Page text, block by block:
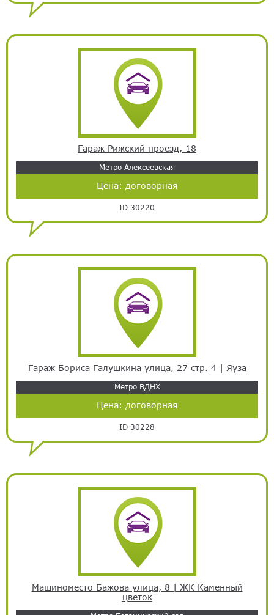
Гараж Рижский проезд, 18
Метро Алексеевская
Цена: договорная
ID 30220
Гараж Бориса Галушкина улица, 27 стр. 4 | Яуза
Метро ВДНХ
Цена: договорная
ID 30228
Машиноместо Бажова улица, 8 | ЖК Каменный
цветок